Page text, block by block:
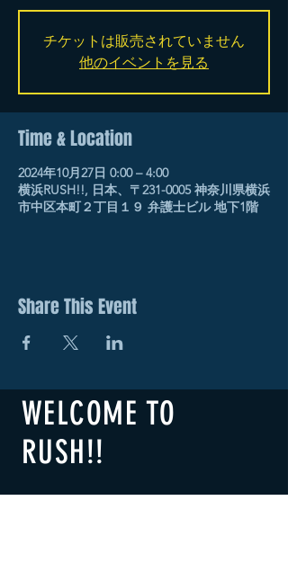
チケットは販売されていません
他のイベントを見る
Time & Location
2024年10月27日 0:00 – 4:00
横浜RUSH!!, 日本、〒231-0005 神奈川県横浜
市中区本町２丁目１９ 弁護士ビル 地下1階
Share This Event
WELCOME TO
RUSH!!